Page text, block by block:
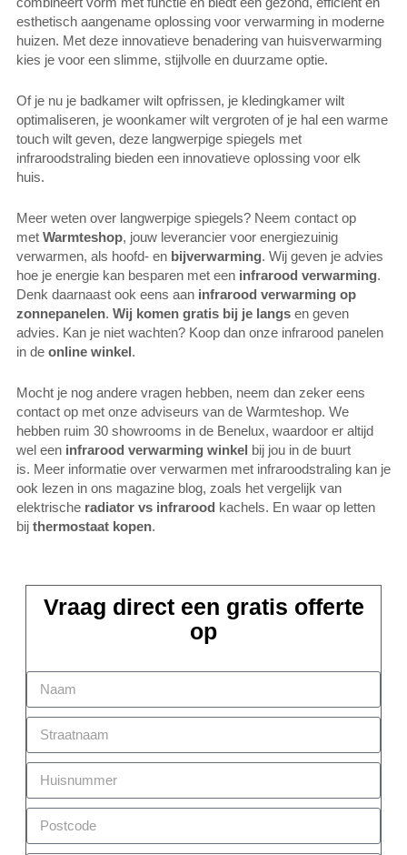
esthetisch aangename oplossing voor verwarming in moderne
huizen. Met deze innovatieve benadering van huisverwarming
kies je voor een slimme, stijlvolle en duurzame optie.
Of je nu je badkamer wilt opfrissen, je kledingkamer wilt
optimaliseren, je woonkamer wilt vergroten of je hal een warme
touch wilt geven, deze langwerpige spiegels met
infraroodstraling bieden een innovatieve oplossing voor elk
huis.
Meer weten over langwerpige spiegels? Neem contact op
met Warmteshop, jouw leverancier voor energiezuinig
verwarmen, als hoofd- en bijverwarming. Wij geven je advies
hoe je energie kan besparen met een infrarood verwarming.
Denk daarnaast ook eens aan infrarood verwarming op
zonnepanelen. Wij komen gratis bij je langs en geven
advies. Kan je niet wachten? Koop dan onze infrarood panelen
in de online winkel.
Mocht je nog andere vragen hebben, neem dan zeker eens
contact op met onze adviseurs van de Warmteshop. We
hebben ruim 30 showrooms in de Benelux, waardoor er altijd
wel een infrarood verwarming winkel bij jou in de buurt
is. Meer informatie over verwarmen met infraroodstraling kan je
ook lezen in ons magazine blog, zoals het vergelijk van
elektrische radiator vs infrarood kachels. En waar op letten
bij thermostaat kopen.
Vraag direct een gratis offerte
op